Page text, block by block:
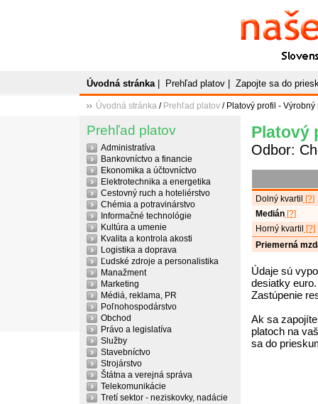
Naše
Slovenský
Úvodná stránka| Prehľad platov Zapojte sa do
Úvodná stránka / Prehľad platov / Platový profil -
Prehľad platov
Administratíva
Bankovníctvo a financie
Ekonomika a účtovníctvo
Elektrotechnika a energetika
Cestovný ruch a hoteliérstvo
Chémia a potravinárstvo
Informačné technológie
Kultúra a umenie
Kvalita a kontrola akosti
Logistika a doprava
Ľudské zdroje a personalistika
Manažment
Marketing
Médiá, reklama, PR
Poľnohospodárstvo
Obchod
Právo a legislatíva
Služby
Stavebníctvo
Strojárstvo
Štátna a verejná správa
Telekomunikácie
Tretí sektor - neziskovky, nadácie
Platový
Odbor:
Dolný kvartil
[?]
Medián[?]
Horný kvartil
[?]
Priemerná
Údaje sú
desiatky euro.
Zastúpenie
Ak sa
platoch na
sa do